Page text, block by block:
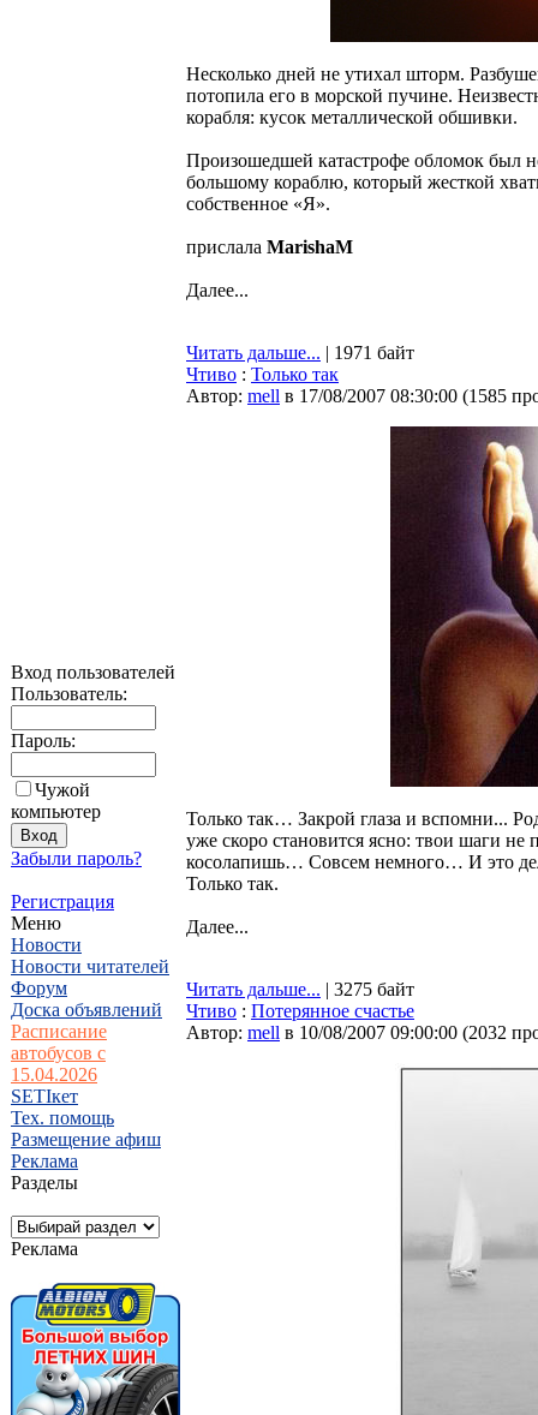
Вход пользователей
Пользователь:
Пароль:
Чужой
компьютер
Забыли пароль?
Регистрация
Меню
Новости
Новости читателей
Форум
Доска объявлений
Расписание
автобусов с
15.04.2026
SETIкет
Тех. помощь
Размещение афиш
Реклама
Разделы
Реклама
Несколько дней не утихал шторм.
потопила его в морской пучине.
корабля: кусок металлической обшивки.
Произошедшей катастрофе обломок был
большому кораблю, который жесткой
собственное «Я».
прислала MarishaM
Далее...
Читать дальше... | 1971 байт
Чтиво : Только так
Автор: mell в 17/08/2007 08:30:00 (1585
Только так… Закрой глаза и вспомни...
уже скоро становится ясно: твои шаги
косолапишь… Совсем немного… И это
Только так.
Далее...
Читать дальше... | 3275 байт
Чтиво : Потерянное счастье
Автор: mell в 10/08/2007 09:00:00 (2032